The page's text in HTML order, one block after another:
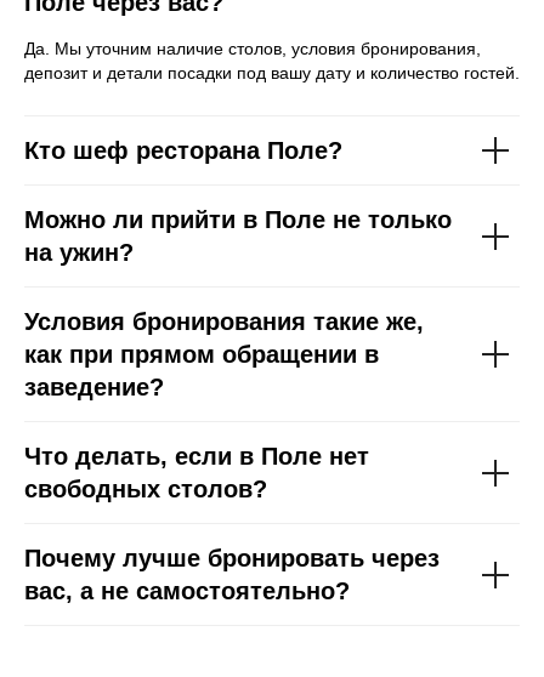
Да. Мы уточним наличие столов, условия бронирования,
депозит и детали посадки под вашу дату и количество гостей.
Кто шеф ресторана Поле?
Можно ли прийти в Поле не только
на ужин?
Условия бронирования такие же,
как при прямом обращении в
заведение?
Что делать, если в Поле нет
свободных столов?
Почему лучше бронировать через
вас, а не самостоятельно?
Планируете частное
закрытый вечер в
Арендовать заведение